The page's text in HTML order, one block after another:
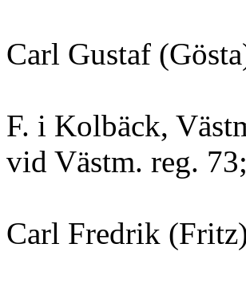
Carl Gustaf
F. i Kolbäck,
vid Västm. reg.
Carl Fredrik